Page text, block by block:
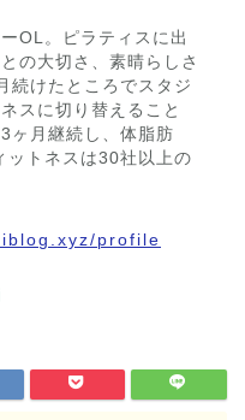
OL。ピラティスに出
の大切さ、素晴らしさ
続けたところでスタジ
スに切り替えること
ヶ月継続し、体脂肪
トネスは30社以上の
profile